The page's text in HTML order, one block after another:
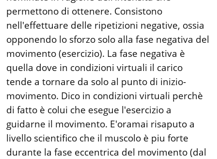
permettono di ottenere. Consistono
nell'effettuare delle ripetizioni negative, ossia
opponendo lo sforzo solo alla fase negativa del
movimento (esercizio). La fase negativa è
quella dove in condizioni virtuali il carico
tende a tornare da solo al punto di inizio-
movimento. Dico in condizioni virtuali perchè
di fatto è colui che esegue l'esercizio a
guidarne il movimento. E'oramai risaputo a
livello scientifico che il muscolo è piu forte
durante la fase eccentrica del movimento (dal